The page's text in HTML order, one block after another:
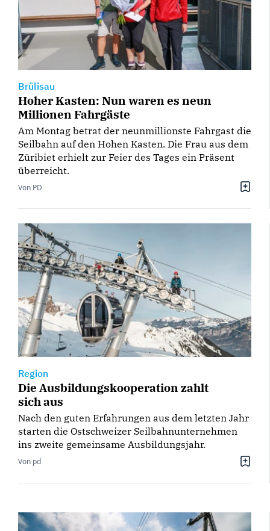
Brülisau
Hoher Kasten: Nun waren es neun
Millionen Fahrgäste
Am Montag betrat der neunmillionste Fahrgast die
Seilbahn auf den Hohen Kasten. Die Frau aus dem
Züribiet erhielt zur Feier des Tages ein Präsent
überreicht.
Von PD
Region
Die Ausbildungskooperation zahlt
sich aus
Nach den guten Erfahrungen aus dem letzten Jahr
starten die Ostschweizer Seilbahnunternehmen
ins zweite gemeinsame Ausbildungsjahr.
Von pd